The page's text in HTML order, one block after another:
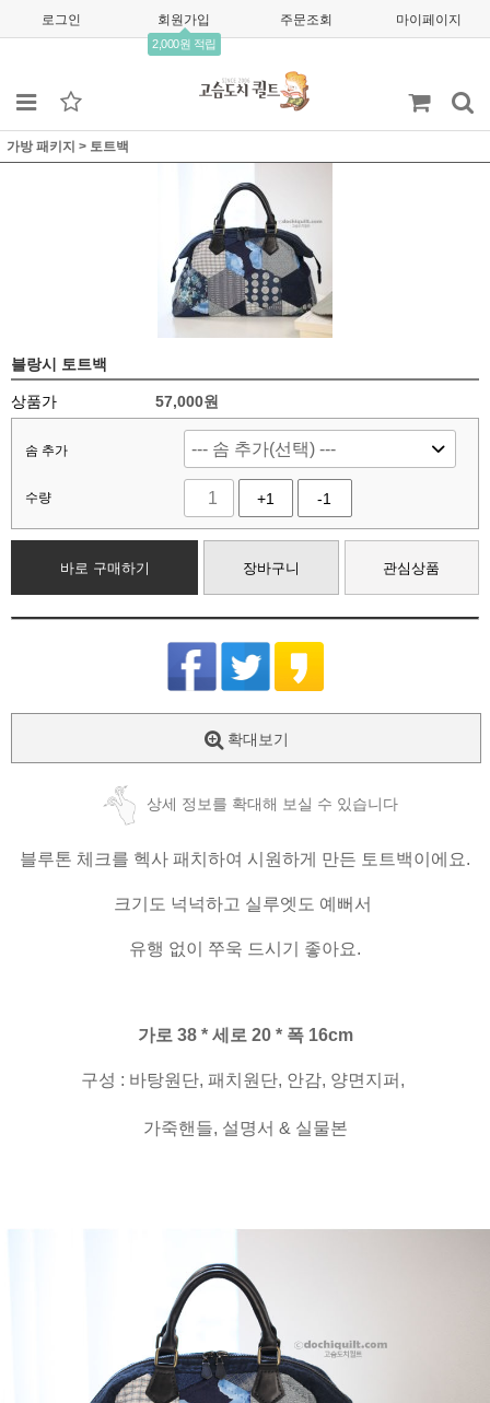
로그인 회원가입
2,000원 적립
주문조회 마이페이지
가방 패키지 > 토트백
블랑시 토트백
상품가 57,000원
솜 추가
수량 +1 -1
바로 구매하기 장바구니 관심상품
확대보기
상세 정보를 확대해 보실 수 있습니다
블루톤 체크를 헥사 패치하여 시원하게 만든 토트백이에요.
크기도 넉넉하고 실루엣도 예뻐서
유행 없이 쭈욱 드시기 좋아요.
가로 38 * 세로 20 * 폭 16cm
구성 : 바탕원단, 패치원단, 안감, 양면지퍼,
가죽핸들, 설명서 & 실물본